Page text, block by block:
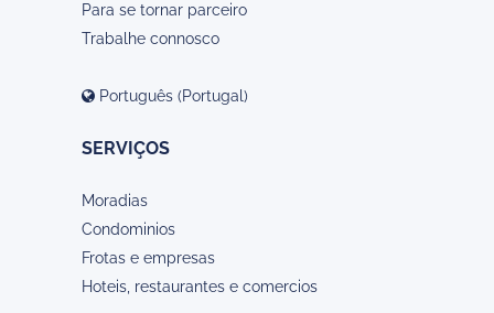
Para se tornar parceiro
Trabalhe connosco
Português (Portugal)
SERVIÇOS
Moradias
Condominios
Frotas e empresas
Hoteis, restaurantes e comercios